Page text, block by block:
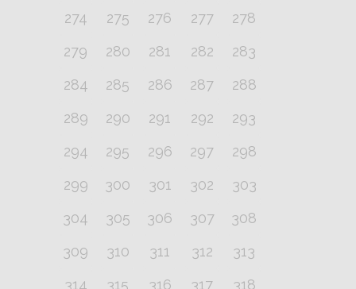
274
275 276 277
278
279
280 281 282
283
284
285 286 287
288
289
290 291 292
293
294
295 296 297
298
299
300 301 302
303
304
305 306 307
308
309
310 311 312
313
314
315 316 317
318